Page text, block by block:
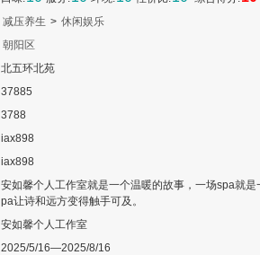
减压养生 > 休闲娱乐
朝阳区
北五环北苑
37885
3788
iax898
iax898
安如馨个人工作室就是一个温暖的故事，一场spa就
pa让诗和远方变得触手可及。
安如馨个人工作室
2025/5/16—2025/8/16